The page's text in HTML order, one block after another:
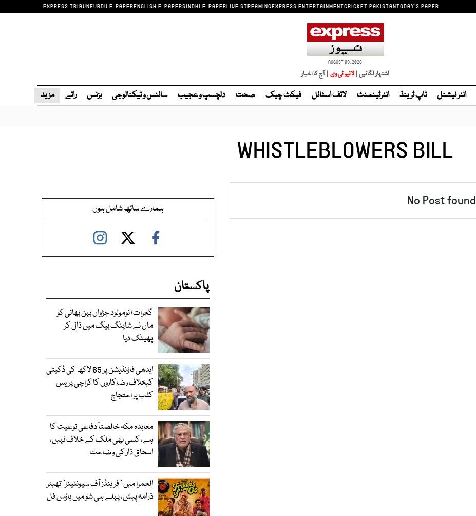
EXPRESS TRIBUNEURDU E-PAPERENGLISH E-PAPERSINDHI E-PAPERLIVE STREAMINGEXPRESS ENTERTAINMENTCRICKET PAKISTANTODAY'S PAPER
AUGUST 09, 2026
اشتہار لگائیں | | آج کا اخبار
انٹر نیشنل ٹاپ ٹرینڈ انٹرٹینمنٹ لائف اسٹائل فیکٹ چیک صحت دلچسپ و عجیب سائنس و ٹیکنالوجی بزنس رائے مزید
WHISTLEBLOWERS BILL
No Post found ہمارے ساتھ شامل ہوں
پاکستان
گجرات؛ نومولود جڑواں بہن بھائی کو
ماں نے شاپنگ بیگ میں ڈال کر
پھینک دیا
ایدھی فاؤنڈیشن پر 65 لاکھ کی ڈکیتی
کیخلاف رضاکاروں کا کراچی پریس
کلب پر احتجاج
معاہدہ مکہ خالصتاً دفاعی نوعیت کا
ہے، کسی بھی ملک کے خلاف نہیں،
اسحاق ڈار کی وضاحت
الحمرا میں ’’فرینڈز آف سیونٹینز‘‘ تھیٹر
ڈرامہ پیش، پہلے ہی شو میں ہاؤس فل